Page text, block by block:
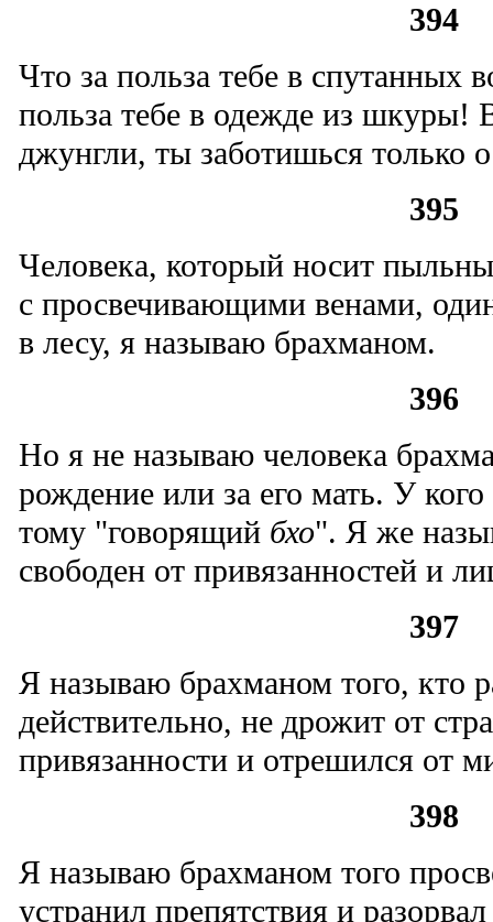
394
Что за польза тебе в спутанных
польза тебе в одежде из шкуры!
джунгли, ты заботишься только
395
Человека, который носит
с просвечивающими венами,
в лесу, я называю брахманом.
396
Но я не называю человека
рождение или за его мать. У
тому "говорящий бхо". Я же
свободен от привязанностей и
397
Я называю брахманом того, кто
действительно, не дрожит от
привязанности и отрешился от
398
Я называю брахманом того
устранил препятствия и